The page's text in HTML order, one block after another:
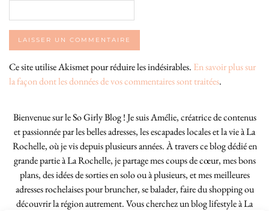
Ce site utilise Akismet pour réduire les indésirables. En savoir plus sur
la façon dont les données de vos commentaires sont traitées.
Bienvenue sur le So Girly Blog ! Je suis Amélie, créatrice de contenus
et passionnée par les belles adresses, les escapades locales et la vie à La
Rochelle, où je vis depuis plusieurs années. À travers ce blog dédié en
grande partie à La Rochelle, je partage mes coups de cœur, mes bons
plans, des idées de sorties en solo ou à plusieurs, et mes meilleures
adresses rochelaises pour bruncher, se balader, faire du shopping ou
découvrir la région autrement. Vous cherchez un blog lifestyle à La